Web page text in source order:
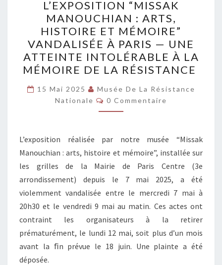
“MISSAK
MANOUCHIAN :
ARTS,
HISTOIRE
ET
MÉMOIRE”
VANDALISÉE
À
PARIS
UNE
ATTEINTE
INTOLÉRABLE
À
LA
MÉMOIRE
DE
LA
RÉSISTANCE
L’EXPOSITION “MISSAK
MANOUCHIAN : ARTS,
HISTOIRE ET MÉMOIRE”
VANDALISÉE À PARIS — UNE
ATTEINTE INTOLÉRABLE À LA
MÉMOIRE DE LA RÉSISTANCE
15 Mai 2025
Musée De La Résistance
Nationale
Commentaires
0 Commentaire
L’exposition réalisée par notre musée “Missak
Manouchian : arts, histoire et mémoire”, installée sur
les grilles de la Mairie de Paris Centre (3e
arrondissement) depuis le 7 mai 2025, a été
violemment vandalisée entre le mercredi 7 mai à
20h30 et le vendredi 9 mai au matin. Ces actes ont
contraint les organisateurs à la retirer
prématurément, le lundi 12 mai, soit plus d’un mois
avant la ﬁn prévue le 18 juin. Une plainte a été
déposée.